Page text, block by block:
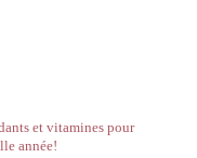
et vitamines pour
année!